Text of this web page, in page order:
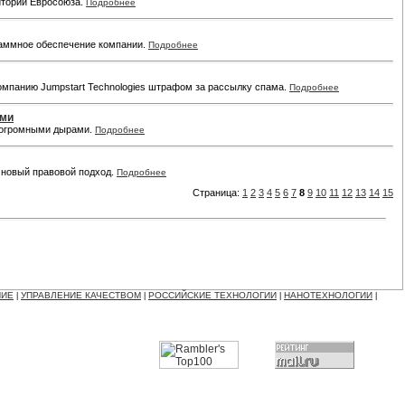
Подробнее
обеспечение компании. Подробнее
Jumpstart Technologies штрафом за рассылку спама. Подробнее
дырами. Подробнее
правовой подход. Подробнее
Страница: 1 2 3 4 5 6 7 8 9 10 11 12 13 14 15
УПРАВЛЕНИЕ КАЧЕСТВОМ РОССИЙСКИЕ ТЕХНОЛОГИИ НАНОТЕХНОЛОГИИ